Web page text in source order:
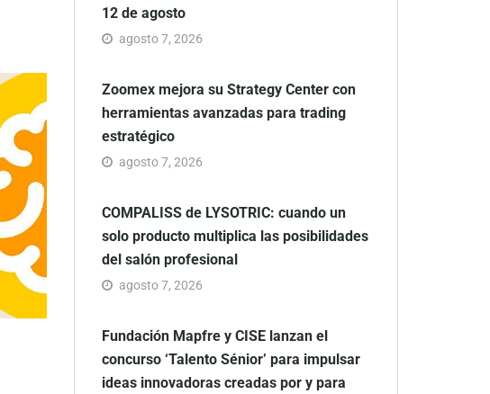
12 de agosto
agosto 7, 2026
Zoomex mejora su Strategy Center con
herramientas avanzadas para trading
estratégico
agosto 7, 2026
COMPALISS de LYSOTRIC: cuando un
solo producto multiplica las posibilidades
del salón profesional
agosto 7, 2026
Fundación Mapfre y CISE lanzan el
concurso ‘Talento Sénior’ para impulsar
ideas innovadoras creadas por y para